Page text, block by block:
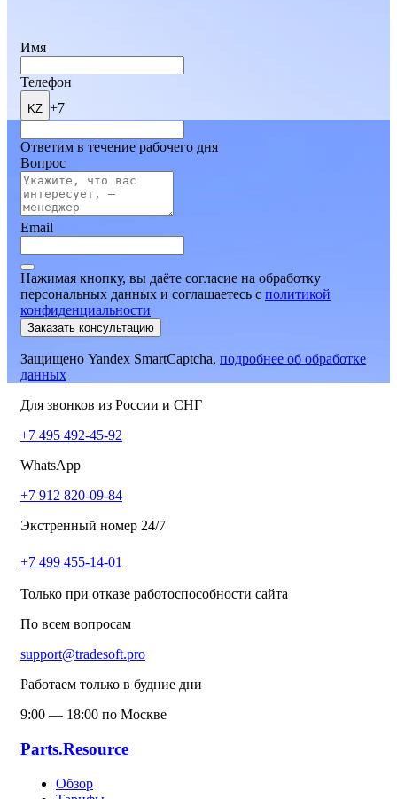
Имя
Телефон
KZ +7
Ответим в течение рабочего дня
Вопрос
Email
Нажимая кнопку, вы даёте согласие на обработку
персональных данных и соглашаетесь c политикой
конфиденциальности
Заказать консультацию
Защищено Yandex SmartCaptcha, подробнее об обработке
данных
Для звонков из России и СНГ
+7 495 492-45-92
WhatsApp
+7 912 820-09-84
Экстренный номер 24/7
+7 499 455-14-01
Только при отказе работоспособности сайта
По всем вопросам
support@tradesoft.pro
Работаем только в будние дни
9:00 — 18:00 по Москве
Parts.Resource
Обзор